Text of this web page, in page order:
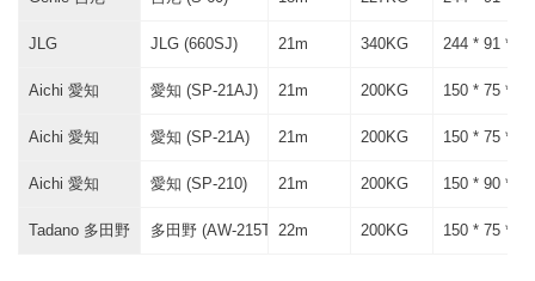
JLG JLG (660SJ)
Aichi 愛知 愛知 (SP-21AJ)
Aichi 愛知 愛知 (SP-21A)
Aichi 愛知 愛知 (SP-210)
Tadano 多田野 多田野 (AW-215TG)
21m 340KG 244 * 91 *
21m 200KG 150 * 75 *
21m 200KG 150 * 75 *
21m 200KG 150 * 90 *
22m 200KG 150 * 75 *